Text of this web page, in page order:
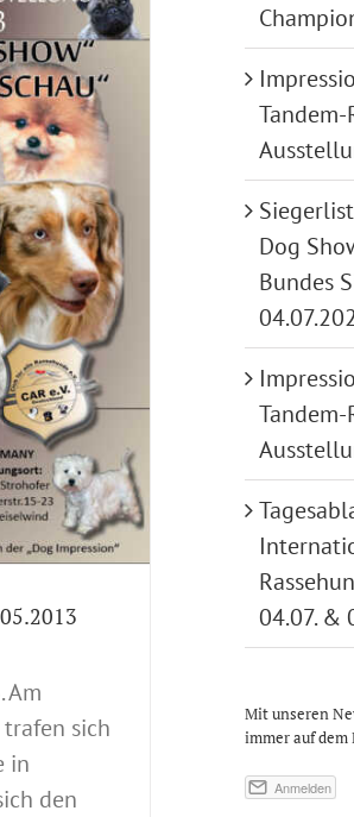
Am
sich
in
den
Tandem-
Dog
Bundes
Tandem-
04.07. &
Mit unseren
immer auf dem